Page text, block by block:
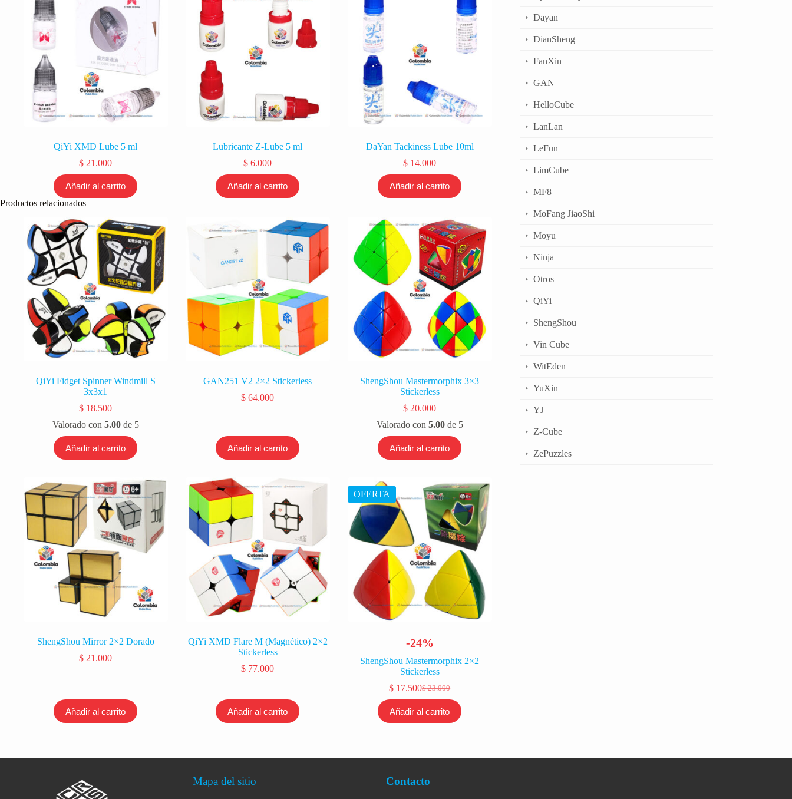
QiYi XMD Lube 5 ml
$ 21.000
Añadir al carrito
Lubricante Z-Lube 5 ml
$ 6.000
Añadir al carrito
DaYan Tackiness Lube 10ml
$ 14.000
Añadir al carrito
Productos relacionados
QiYi Fidget Spinner Windmill S
3x3x1
$ 18.500
Valorado con 5.00de 5
Añadir al carrito
GAN251 V2 2×2 Stickerless
$ 64.000
Añadir al carrito
ShengShou Mastermorphix 3×3
Stickerless
$ 20.000
Valorado con 5.00de 5
Añadir al carrito
ShengShou Mirror 2×2 Dorado
$ 21.000
Añadir al carrito
QiYi XMD Flare M (Magnético) 2×2
Stickerless
$ 77.000
Añadir al carrito
OFERTA
-24%
ShengShou Mastermorphix 2×2
Stickerless
$23.000
El
original
era:
$ 17.500El
actual
es:
Añadir al carrito
Dayan
DianSheng
FanXin
GAN
HelloCube
LanLan
LeFun
LimCube
MF8
MoFang JiaoShi
Moyu
Ninja
Otros
QiYi
ShengShou
Vin Cube
WitEden
YuXin
YJ
Z-Cube
ZePuzzles
Mapa del sitio Contacto